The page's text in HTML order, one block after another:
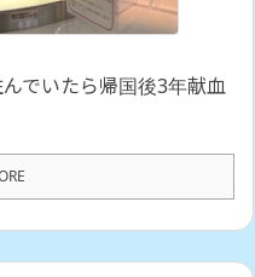
でいたら帰国後3年献血